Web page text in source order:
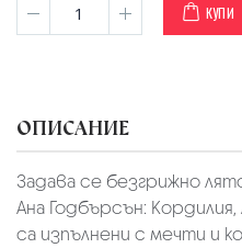
КУПИ
ОПИСАНИЕ
Задава се безгрижно
Ана Годбърсън:
са изпълнени с мечти и